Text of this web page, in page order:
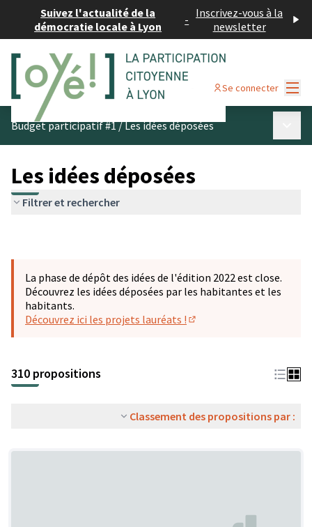
Suivez l'actualité de la
démocratie locale à Lyon
- Inscrivez-vous à la
newsletter
Se connecter
Budget participatif #1/Les idées déposées
Les idées déposées
Filtrer et rechercher
La phase de dépôt des idées de l'édition 2022 est close.
Découvrez les idées déposées par les habitantes et les
habitants.
Découvrez ici les projets lauréats !
310 propositions
Classement des propositions par :